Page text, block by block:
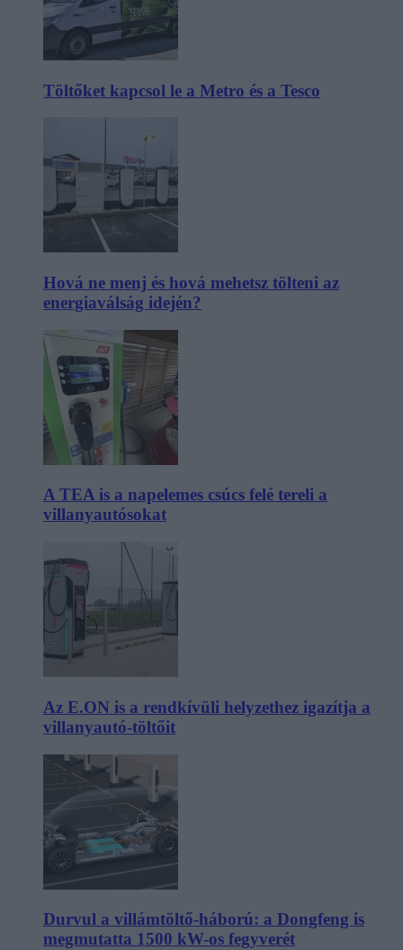
Töltőket kapcsol le a Metro és a Tesco
Hová ne menj és hová mehetsz tölteni az
energiaválság idején?
A TEA is a napelemes csúcs felé tereli a
villanyautósokat
Az E.ON is a rendkívüli helyzethez igazítja a
villanyautó-töltőit
Durvul a villámtöltő-háború: a Dongfeng is
megmutatta 1500 kW-os fegyverét